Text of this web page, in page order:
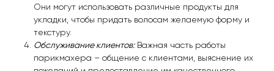
Они могут использовать различные продукты для
укладки, чтобы придать волосам желаемую форму и
текстуру.
Обслуживание клиентов: Важная часть работы
парикмахера – общение с клиентами, выяснение их